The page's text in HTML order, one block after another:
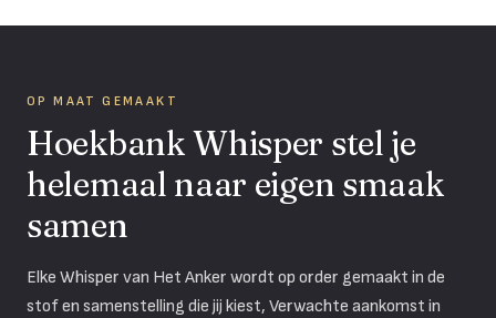
OP MAAT GEMAAKT
Hoekbank Whisper stel je
helemaal naar eigen smaak
samen
Elke Whisper van Het Anker wordt op order gemaakt in de
stof en samenstelling die jij kiest, Verwachte aankomst in